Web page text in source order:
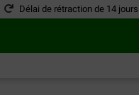
Délai de rétraction de 14 jours